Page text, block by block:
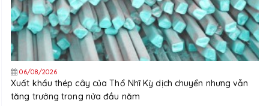
06/08/2026
Xuất khẩu thép cây của Thổ Nhĩ Kỳ dịch chuyển nhưng vẫn
tăng trưởng trong nửa đầu năm